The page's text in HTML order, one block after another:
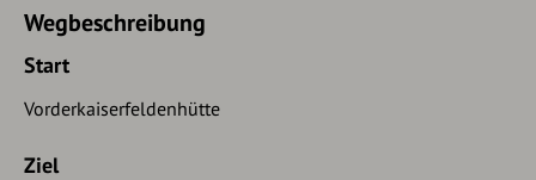
Wegbeschreibung
Start
Vorderkaiserfeldenhütte
Ziel